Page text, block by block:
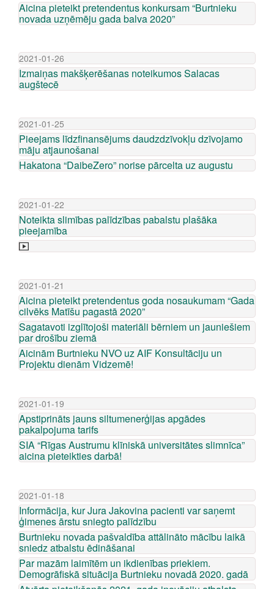
Aicina pieteikt pretendentus konkursam “Burtnieku
novada uzņēmēju gada balva 2020”
2021-01-26
Izmaiņas makšķerēšanas noteikumos Salacas
augštecē
2021-01-25
Pieejams līdzfinansējums daudzdzīvokļu dzīvojamo
māju atjaunošanai
Hakatona “DaibeZero” norise pārcelta uz augustu
2021-01-22
Noteikta slimības palīdzības pabalstu plašāka
pieejamība
2021-01-21
Aicina pieteikt pretendentus goda nosaukumam “Gada
cilvēks Matīšu pagastā 2020”
Sagatavoti izglītojoši materiāli bērniem un jauniešiem
par drošību ziemā
Aicinām Burtnieku NVO uz AIF Konsultāciju un
Projektu dienām Vidzemē!
2021-01-19
Apstiprināts jauns siltumenerģijas apgādes
pakalpojuma tarifs
SIA “Rīgas Austrumu klīniskā universitātes slimnīca”
aicina pieteikties darbā!
2021-01-18
Informācija, kur Jura Jakovina pacienti var saņemt
ģimenes ārstu sniegto palīdzību
Burtnieku novada pašvaldība attālināto mācību laikā
sniedz atbalstu ēdināšanai
Par mazām laimītēm un ikdienības priekiem.
Demogrāfiskā situācija Burtnieku novadā 2020. gadā